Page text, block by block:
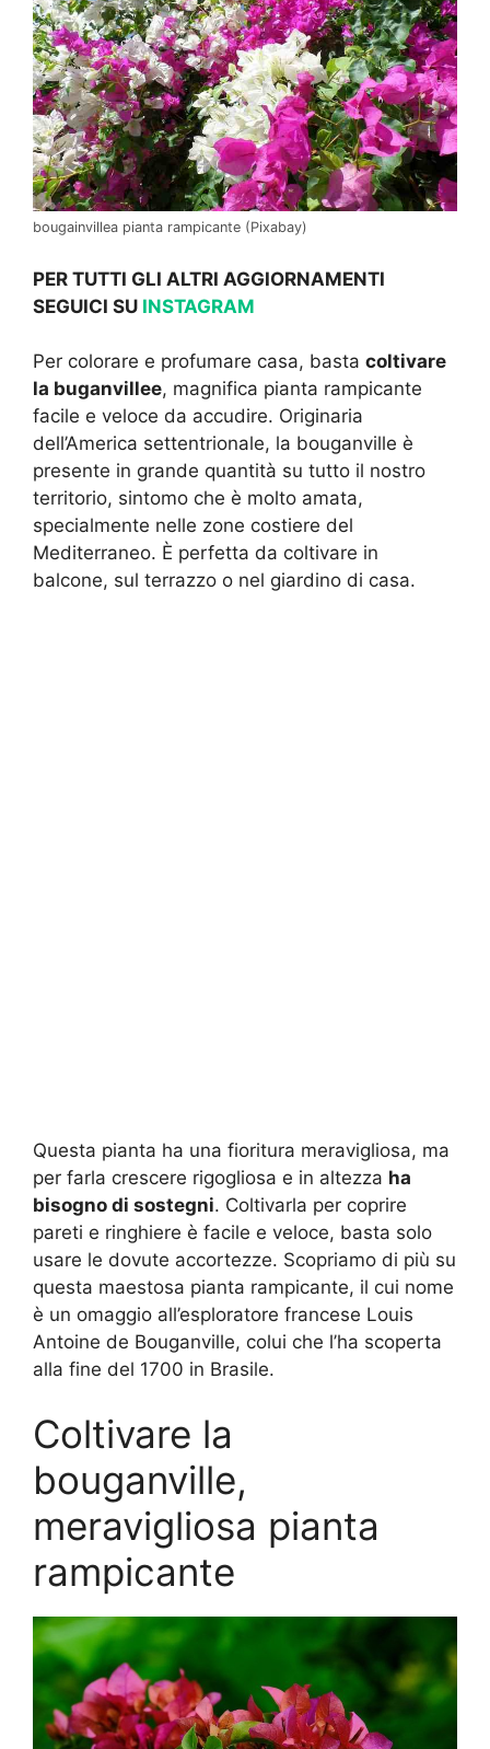
bougainvillea pianta rampicante (Pixabay)
PER TUTTI GLI ALTRI AGGIORNAMENTI
SEGUICI SU INSTAGRAM
Per colorare e profumare casa, basta coltivare
la buganvillee, magnifica pianta rampicante
facile e veloce da accudire. Originaria
dell’America settentrionale, la bouganville è
presente in grande quantità su tutto il nostro
territorio, sintomo che è molto amata,
specialmente nelle zone costiere del
Mediterraneo. È perfetta da coltivare in
balcone, sul terrazzo o nel giardino di casa.
Questa pianta ha una fioritura meravigliosa, ma
per farla crescere rigogliosa e in altezza ha
bisogno di sostegni. Coltivarla per coprire
pareti e ringhiere è facile e veloce, basta solo
usare le dovute accortezze. Scopriamo di più su
questa maestosa pianta rampicante, il cui nome
è un omaggio all’esploratore francese Louis
Antoine de Bouganville, colui che l’ha scoperta
alla fine del 1700 in Brasile.
Coltivare la
bouganville,
meravigliosa pianta
rampicante